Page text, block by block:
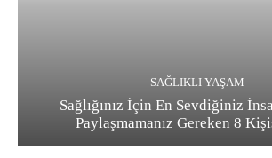
SAĞLIKLI YAŞAM
Sağlığınız İçin En Sevdiğiniz
Paylaşmamanız Gereken 8